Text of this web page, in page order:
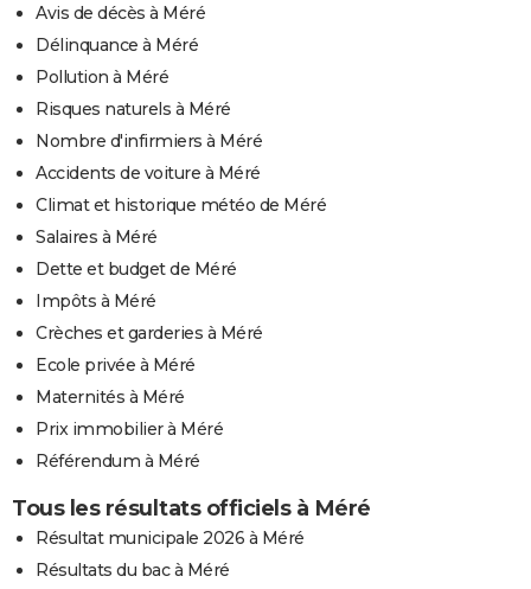
Avis de décès à Méré
Délinquance à Méré
Pollution à Méré
Risques naturels à Méré
Nombre d'infirmiers à Méré
Accidents de voiture à Méré
Climat et historique météo de Méré
Salaires à Méré
Dette et budget de Méré
Impôts à Méré
Crèches et garderies à Méré
Ecole privée à Méré
Maternités à Méré
Prix immobilier à Méré
Référendum à Méré
Tous les résultats officiels à Méré
Résultat municipale 2026 à Méré
Résultats du bac à Méré